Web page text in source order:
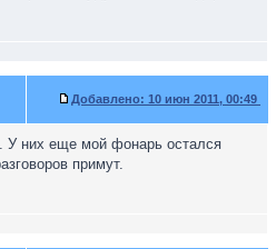
Добавлено: 10 июн 2011, 00:49
. У них еще мой фонарь остался
примут.